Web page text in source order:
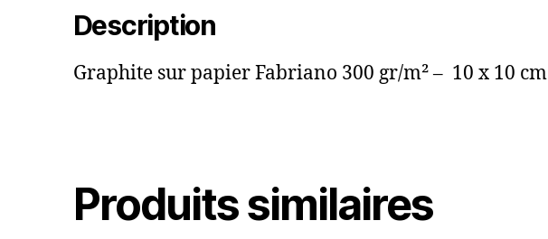
Description
Graphite sur papier Fabriano 300 gr/m² – 10 x 10 cm
Produits similaires